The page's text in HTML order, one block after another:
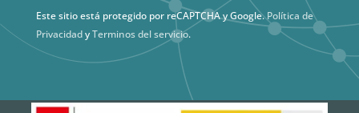
Este sitio está protegido por reCAPTCHA y Google.Política de
PrivacidadyTerminos del servicio.